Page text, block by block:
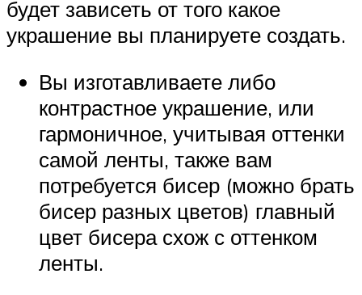
будет зависеть от того какое
украшение вы планируете создать.
Вы изготавливаете либо
контрастное украшение, или
гармоничное, учитывая оттенки
самой ленты, также вам
потребуется бисер (можно брать
бисер разных цветов) главный
цвет бисера схож с оттенком
ленты.